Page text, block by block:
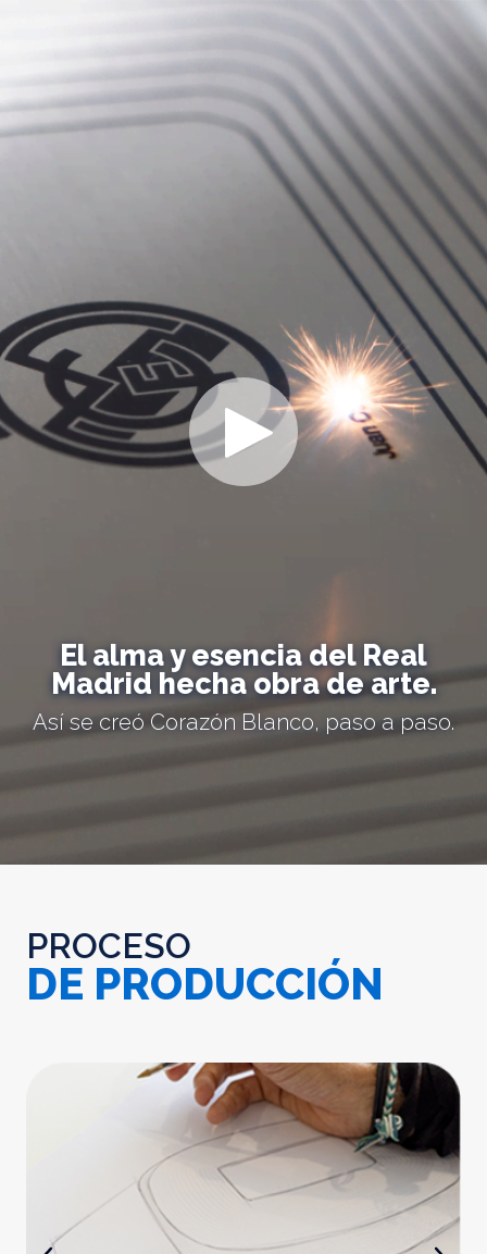
El alma y esencia del Real
Madrid hecha obra de arte.
Así se creó Corazón Blanco, paso a paso.
PROCESO
DE PRODUCCIÓN